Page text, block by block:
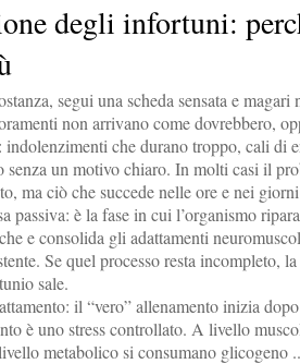
degli infortuni:
segui una scheda sensata e magari
non arrivano come dovrebbero,
indolenzimenti che durano troppo, cali di
senza un motivo chiaro. In molti casi il
ma ciò che succede nelle ore e nei
passiva: è la fase in cui l’organismo
e consolida gli adattamenti
Se quel processo resta incompleto,
sale.
il “vero” allenamento inizia
è uno stress controllato. A livello
metabolico si consumano glicogeno